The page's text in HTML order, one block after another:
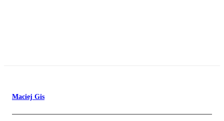
Maciej Gis